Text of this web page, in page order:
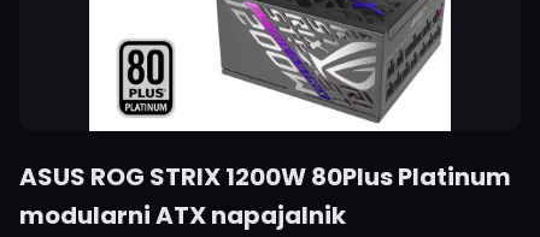
ASUS ROG STRIX 1200W 80Plus Platinum
modularni ATX napajalnik